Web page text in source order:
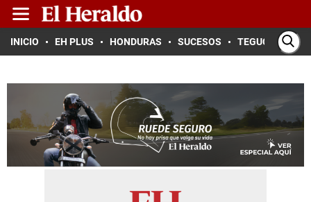
INICIO EH PLUS HONDURAS SUCESOS TEGUCIGALPA